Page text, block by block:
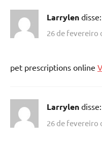
Larrylen disse:
26 de fevereiro
pet prescriptions online
Larrylen disse:
26 de fevereiro